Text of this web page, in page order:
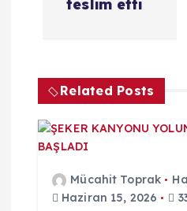
z
n
m
teslim etti
Related Posts
Mücahit Toprak
Haziran 15, 2026